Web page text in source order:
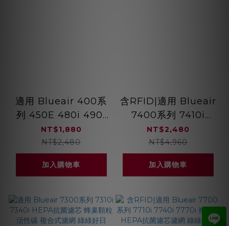
適用 Blueair 400系
列 450E 480i 490i
怡樂智 AC-7 LACH-
2 HEPA抗菌濾芯 蜂
巢顆粒活性碳 複合式
濾網 綠綠好日
NT$1,880
NT$2,480
加入購物車
含RFID|適用 Blueair
7400系列 7410i
7440i 7470i 複合式
HEPA抗菌濾芯濾網
綠綠好日
NT$2,480
NT$4,960
加入購物車